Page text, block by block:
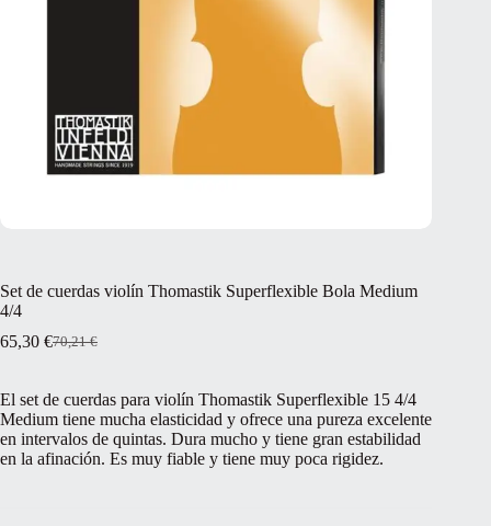
Set de cuerdas violín Thomastik Superflexible Bola Medium
4/4
70,21€
El
original
era:
70,21 €.
65,30 €El
actual
es:
65,30 €.
El set de cuerdas para violín Thomastik Superflexible 15 4/4
Medium tiene mucha elasticidad y ofrece una pureza excelente
en intervalos de quintas. Dura mucho y tiene gran estabilidad
en la afinación. Es muy fiable y tiene muy poca rigidez.